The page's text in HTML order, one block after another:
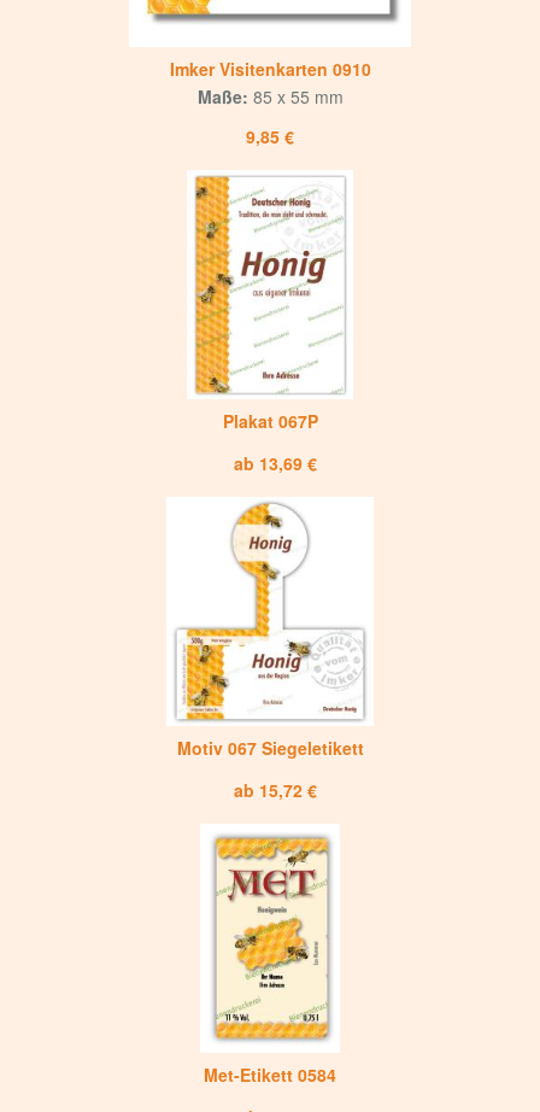
Imker Visitenkarten 0910
9,85 €
Maße: 85 x 55 mm
Plakat 067P
ab 13,69 €
Motiv 067 Siegeletikett
ab 15,72 €
Met-Etikett 0584